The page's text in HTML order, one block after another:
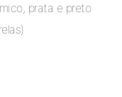
prata e preto